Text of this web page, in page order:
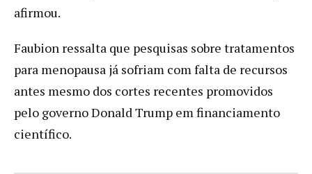
afirmou.
Faubion ressalta que pesquisas sobre tratamentos
para menopausa já sofriam com falta de recursos
antes mesmo dos cortes recentes promovidos
pelo governo Donald Trump em financiamento
científico.